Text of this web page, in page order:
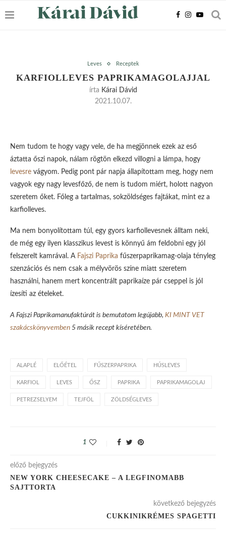
Leves Receptek
KARFIOLLEVES PAPRIKAMAGOLAJJAL
írta Kárai Dávid
2021.10.07.
Nem tudom te hogy vagy vele, de ha megjönnek ezek az eső
áztatta őszi napok, nálam rögtön elkezd villogni a lámpa, hogy
levesre vágyom. Pedig pont pár napja állapítottam meg, hogy nem
vagyok egy nagy levesfőző, de nem is tudom miért, holott nagyon
szeretem őket. Főleg a tartalmas, sokzöldséges fajtákat, mint ez a
karfiolleves.
Ma nem bonyolítottam túl, egy gyors karfiollevesnek álltam neki,
de még egy ilyen klasszikus levest is könnyű ám feldobni egy jól
felszerelt kamrával. A Fajszi Paprika fűszerpaprikamag-olaja tényleg
szenzációs és nem csak a mélyvörös színe miatt szeretem
használni, hanem mert koncentrált paprikaíze pár cseppel is jól
ízesíti az ételeket.
A Fajszi Paprikamanufaktúrát is bemutatom legújabb, KI MINT VET
szakácskönyvemben 5 másik recept kíséretében.
ALAPLÉ ELŐÉTEL FŰSZERPAPRIKA HÚSLEVES
KARFIOL LEVES ŐSZ PAPRIKA PAPRIKAMAGOLAJ
PETREZSELYEM TEJFÖL ZÖLDSÉGLEVES
1
előző bejegyzés
NEW YORK CHEESECAKE – A LEGFINOMABB
SAJTTORTA
következő bejegyzés
CUKKINIKRÉMES SPAGETTI